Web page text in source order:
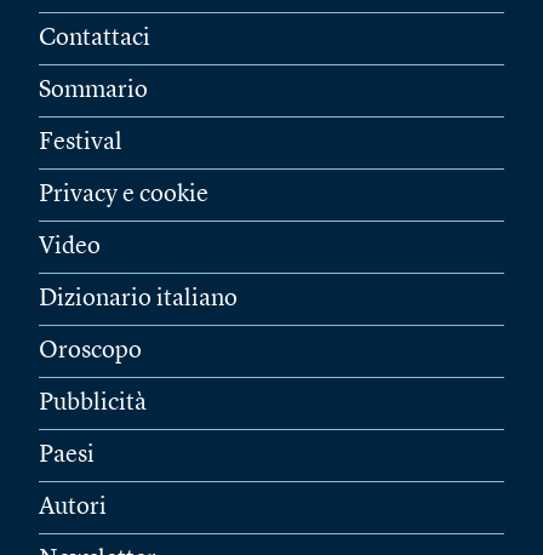
Contattaci
Sommario
Festival
Privacy e cookie
Video
Dizionario italiano
Oroscopo
Pubblicità
Paesi
Autori